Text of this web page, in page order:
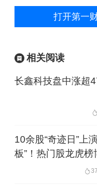
批准后方可正
施存在不确定
业绩方面，
业收入
31.74%；公司
打开第一
相关阅读
长鑫科技盘中涨超
10余股“奇迹日”上
板”！热门股龙虎榜